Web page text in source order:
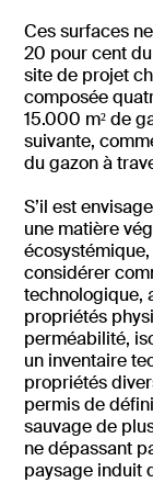
Ces surfaces
20 pour cent
site de projet
composée
15.000 m² de
suivante,
du gazon à
S’il est
une matière
considérer
technologique,
propriétés
perméabilité,
un inventaire
propriétés
permis de
sauvage de
ne dépassant
paysage induit